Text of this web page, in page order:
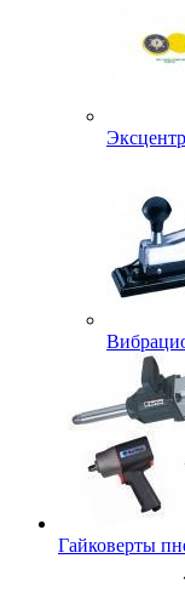
Гайковерты